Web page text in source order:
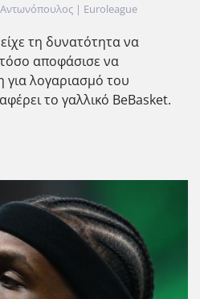
| Euroleague
τη δυνατότητα να
αποφάσισε να
για λογαριασμό του
το γαλλικό BeBasket.